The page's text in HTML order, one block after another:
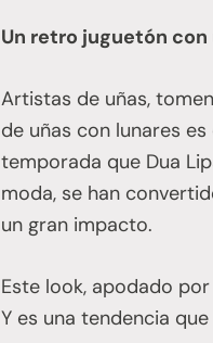
Un retro juguetón
Artistas de uñas,
de uñas con lunares
temporada que Dua
moda, se han
un gran impacto.
Este look, apodado
Y es una tendencia